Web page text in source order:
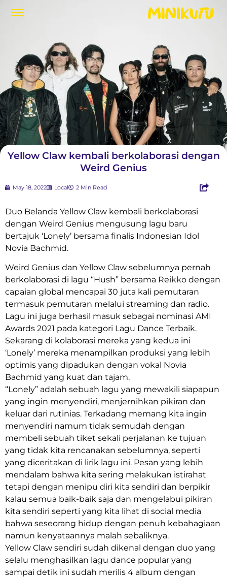
Yellow Claw kembali berkolaborasi dengan
Weird Genius
May 18, 2022 Local 2 Min Read
Duo Belanda Yellow Claw kembali berkolaborasi
dengan Weird Genius mengusung lagu baru
bertajuk ‘Lonely’ bersama finalis Indonesian Idol
Novia Bachmid.
Weird Genius dan Yellow Claw sebelumnya pernah
berkolaborasi di lagu “Hush” bersama Reikko dengan
capaian global mencapai 30 juta kali pemutaran
termasuk pemutaran melalui streaming dan radio.
Lagu ini juga berhasil masuk sebagai nominasi AMI
Awards 2021 pada kategori Lagu Dance Terbaik.
Sekarang di kolaborasi mereka yang kedua ini
‘Lonely’ mereka menampilkan produksi yang lebih
optimis yang dipadukan dengan vokal Novia
Bachmid yang kuat dan tajam.
“Lonely” adalah sebuah lagu yang mewakili siapapun
yang ingin menyendiri, menjernihkan pikiran dan
keluar dari rutinias. Terkadang memang kita ingin
menyendiri namum tidak semudah dengan
membeli sebuah tiket sekali perjalanan ke tujuan
yang tidak kita rencanakan sebelumnya, seperti
yang diceritakan di lirik lagu ini. Pesan yang lebih
mendalam bahwa kita sering melakukan istirahat
tetapi dengan menipu diri kita sendiri dan berpikir
kalau semua baik-baik saja dan mengelabui pikiran
kita sendiri seperti yang kita lihat di social media
bahwa seseorang hidup dengan penuh kebahagiaan
namun kenyataannya malah sebaliknya.
Yellow Claw sendiri sudah dikenal dengan duo yang
selalu menghasilkan lagu dance popular yang
sampai detik ini sudah merilis 4 album dengan